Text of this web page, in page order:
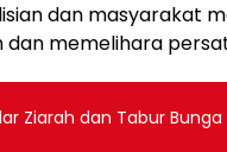
dan masyarakat
dan memelihara
Ziarah dan Tabur